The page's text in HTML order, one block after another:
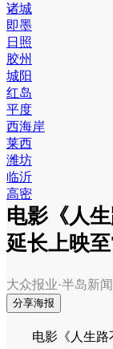
诸城
即墨
日照
胶州
城阳
红岛
平度
西海岸
莱西
潍坊
临沂
高密
电影《人
延长上映至
大众报业·半岛新闻
分享海报
电影《人生路